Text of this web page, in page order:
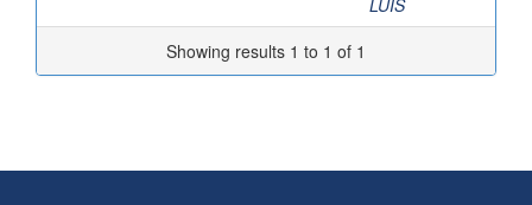
LUIS
Showing results 1 to 1 of 1